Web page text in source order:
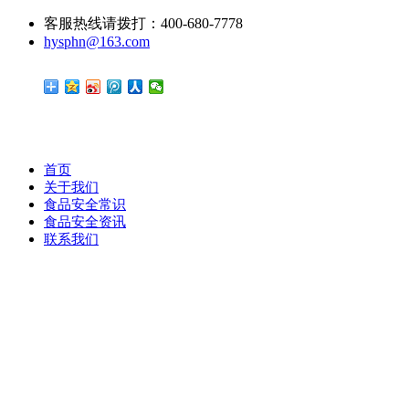
客服热线请拨打：400-680-7778
hysphn@163.com
首页
关于我们
食品安全常识
食品安全资讯
联系我们